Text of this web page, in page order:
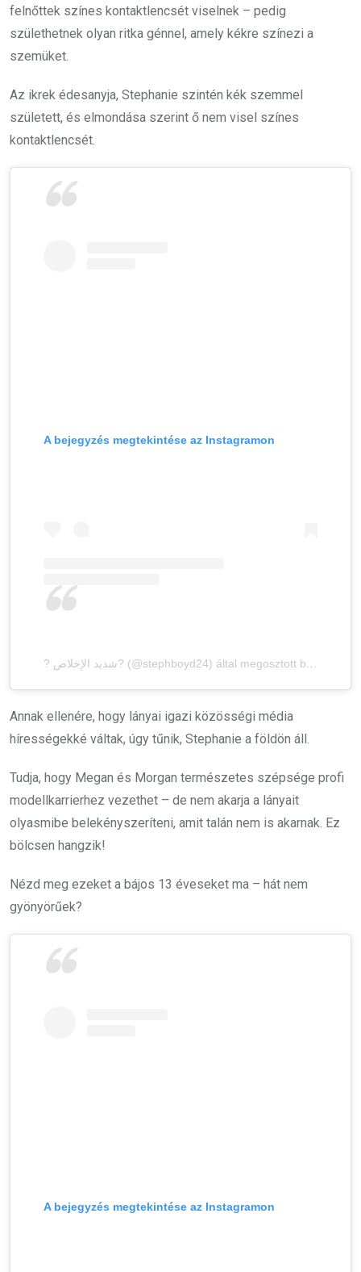
felnőttek színes kontaktlencsét viselnek – pedig
születhetnek olyan ritka génnel, amely kékre színezi a
szemüket.
Az ikrek édesanyja, Stephanie szintén kék szemmel
született, és elmondása szerint ő nem visel színes
kontaktlencsét.
A bejegyzés megtekintése az Instagramon
? شديد الإخلاص? (@stephboyd24) által megosztott bejegyzés
Annak ellenére, hogy lányai igazi közösségi média
hírességekké váltak, úgy tűnik, Stephanie a földön áll.
Tudja, hogy Megan és Morgan természetes szépsége profi
modellkarrierhez vezethet – de nem akarja a lányait
olyasmibe belekényszeríteni, amit talán nem is akarnak. Ez
bölcsen hangzik!
Nézd meg ezeket a bájos 13 éveseket ma – hát nem
gyönyörűek?
A bejegyzés megtekintése az Instagramon